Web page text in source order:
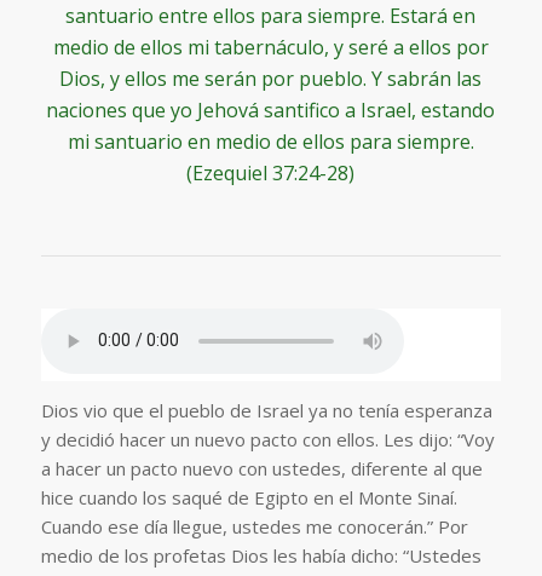
santuario entre ellos para siempre. Estará en
medio de ellos mi tabernáculo, y seré a ellos por
Dios, y ellos me serán por pueblo. Y sabrán las
naciones que yo Jehová santifico a Israel, estando
mi santuario en medio de ellos para siempre.
(Ezequiel 37:24-28)
Dios vio que el pueblo de Israel ya no tenía esperanza
y decidió hacer un nuevo pacto con ellos. Les dijo: “Voy
a hacer un pacto nuevo con ustedes, diferente al que
hice cuando los saqué de Egipto en el Monte Sinaí.
Cuando ese día llegue, ustedes me conocerán.” Por
medio de los profetas Dios les había dicho: “Ustedes